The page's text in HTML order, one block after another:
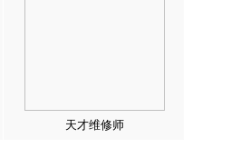
天才维修师